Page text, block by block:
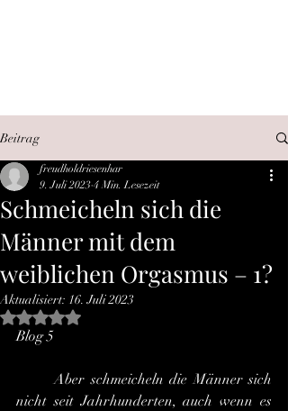
Beitrag
Schmeicheln sich die
Männer mit dem
weiblichen Orgasmus – 1?
freudholdriesenhar
9. Juli 2023 4 Min. Lesezeit
Aktualisiert: 16. Juli 2023
Mit NaN von 5 Sternen bewertet.
Blog 5
	Aber schmeicheln die Männer sich
nicht seit Jahrhunderten, auch wenn es